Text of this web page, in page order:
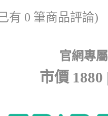
有 0 筆商品評論)
官網專屬
市價 1880